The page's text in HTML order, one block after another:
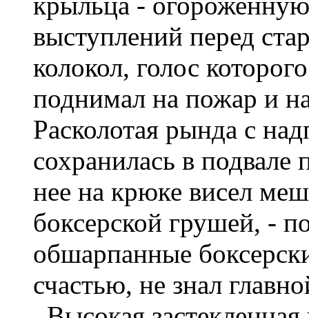
выступлений перед
колокол, голос
поднимал на пожар и
Расколотая рында с
сохранилась в подвале
нее на крюке висел
боксерской грушей, -
обшарпанные
счастью, не знал